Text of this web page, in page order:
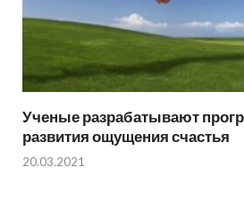
Ученые разрабатывают
развития ощущения счастья
20.03.2021